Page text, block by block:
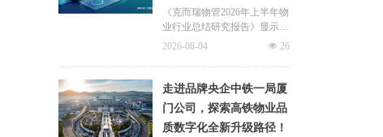
服务，形成可持续经营闭环。
《克而瑞物管2026年上半年物
业行业总结研究报告》显示，
新房交付规模持续收缩，存量
最大课题。以上海为标杆，全
国超16座城市落地团购物业、
连片治理、政企协同新模式，
破解小区体量小、收费低、运
营亏损、无人接管难题。
넶 26
2026-08-04
走进品牌央企中铁一局厦
门公司，探索高铁物业品
质数字化全新升级路径！